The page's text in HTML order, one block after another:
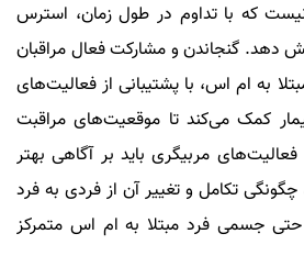
که با تداوم در طول زمان، استرس
دهد. گنجاندن و مشارکت فعال مراقبان
به ‌ام اس، با پشتیبانی از فعالیت‌های
کمک می‌کند تا موقعیت‌های مراقبت
فعالیت‌های مربیگری باید بر آگاهی بهتر
چگونگی تکامل و تغییر آن از فردی به فرد
جسمی فرد مبتلا به ‌ام اس متمرکز